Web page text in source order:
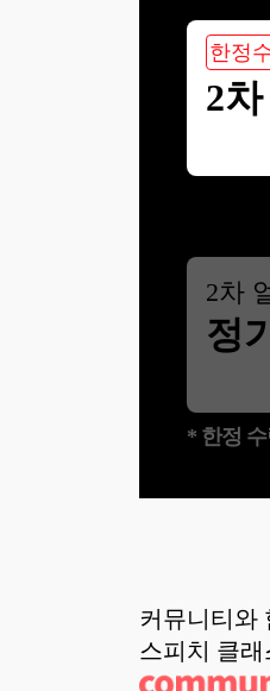
한정
2
2차
정
* 한정
커뮤니티와
스피치 클래